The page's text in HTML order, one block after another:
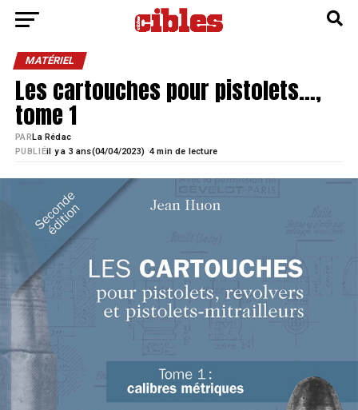
MATÉRIEL
Les cartouches pour pistolets…,
tome 1
PUBLIÉil y a 3 ans 04/04/2023) ·4 min de lecture
PARLa Rédac